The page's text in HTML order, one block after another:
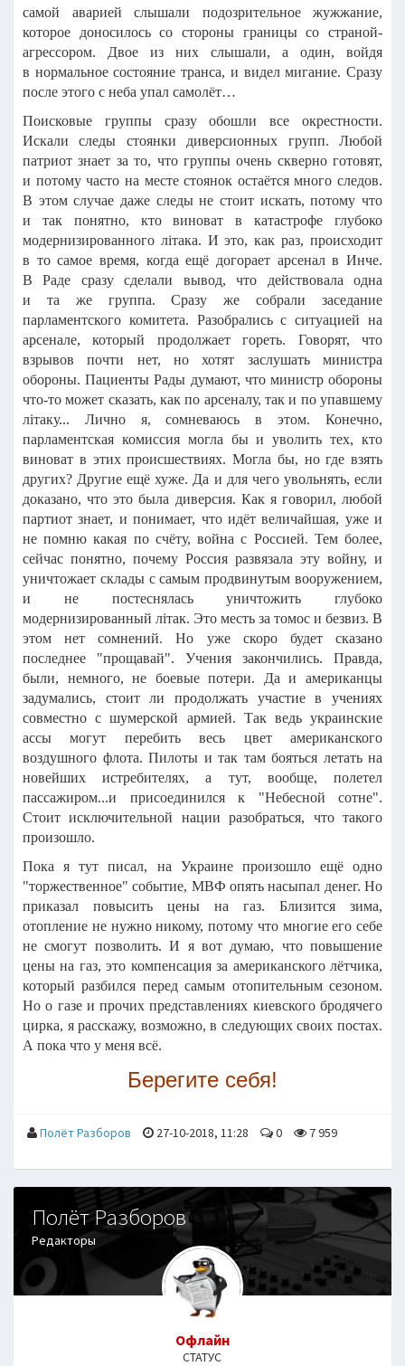
самой аварией слышали подозрительное жужжание,
которое доносилось со стороны границы со страной-
агрессором. Двое из них слышали, а один, войдя
в нормальное состояние транса, и видел мигание. Сразу
после этого с неба упал самолёт…
Поисковые группы сразу обошли все окрестности.
Искали следы стоянки диверсионных групп. Любой
патриот знает за то, что группы очень скверно готовят,
и потому часто на месте стоянок остаётся много следов.
В этом случае даже следы не стоит искать, потому что
и так понятно, кто виноват в катастрофе глубоко
модернизированного лiтака. И это, как раз, происходит
в то самое время, когда ещё догорает арсенал в Инче.
В Раде сразу сделали вывод, что действовала одна
и та же группа. Сразу же собрали заседание
парламентского комитета. Разобрались с ситуацией на
арсенале, который продолжает гореть. Говорят, что
взрывов почти нет, но хотят заслушать министра
обороны. Пациенты Рады думают, что министр обороны
что-то может сказать, как по арсеналу, так и по упавшему
лiтаку... Лично я, сомневаюсь в этом. Конечно,
парламентская комиссия могла бы и уволить тех, кто
виноват в этих происшествиях. Могла бы, но где взять
других? Другие ещё хуже. Да и для чего увольнять, если
доказано, что это была диверсия. Как я говорил, любой
партиот знает, и понимает, что идёт величайшая, уже и
не помню какая по счёту, война с Россией. Тем более,
сейчас понятно, почему Россия развязала эту войну, и
уничтожает склады с самым продвинутым вооружением,
и не постеснялась уничтожить глубоко
модернизированный лiтак. Это месть за томос и безвиз. В
этом нет сомнений. Но уже скоро будет сказано
последнее "прощавай". Учения закончились. Правда,
были, немного, не боевые потери. Да и американцы
задумались, стоит ли продолжать участие в учениях
совместно с шумерской армией. Так ведь украинские
ассы могут перебить весь цвет американского
воздушного флота. Пилоты и так там бояться летать на
новейших истребителях, а тут, вообще, полетел
пассажиром...и присоединился к "Небесной сотне".
Стоит исключительной нации разобраться, что такого
произошло.
Пока я тут писал, на Украине произошло ещё одно
"торжественное" событие, МВФ опять насыпал денег. Но
приказал повысить цены на газ. Близится зима,
отопление не нужно никому, потому что многие его себе
не смогут позволить. И я вот думаю, что повышение
цены на газ, это компенсация за американского лётчика,
который разбился перед самым отопительным сезоном.
Но о газе и прочих представлениях киевского бродячего
цирка, я расскажу, возможно, в следующих своих постах.
А пока что у меня всё.
Берегите себя!
Полёт Разборов 27-10-2018, 11:28 0 7 959
Полёт Разборов
Редакторы
Офлайн
СТАТУС